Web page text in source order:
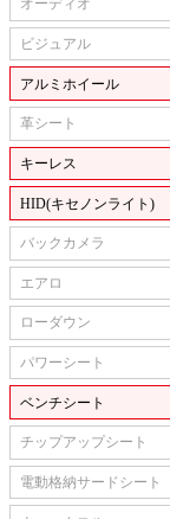
オーディオ
ビジュアル
アルミホイール
革シート
キーレス
HID(キセノンライト)
バックカメラ
エアロ
ローダウン
パワーシート
ベンチシート
チップアップシート
電動格納サードシート